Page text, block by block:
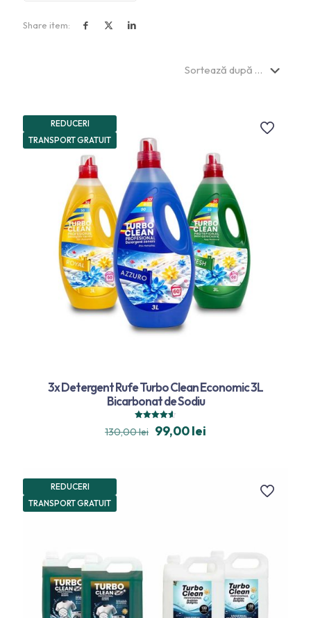
Share item:
REDUCERI
TRANSPORT GRATUIT
3x Detergent Rufe Turbo Clean Economic 3L
Bicarbonat de Sodiu
Evaluat la
4.59
130,00lei 99,00lei
REDUCERI
TRANSPORT GRATUIT